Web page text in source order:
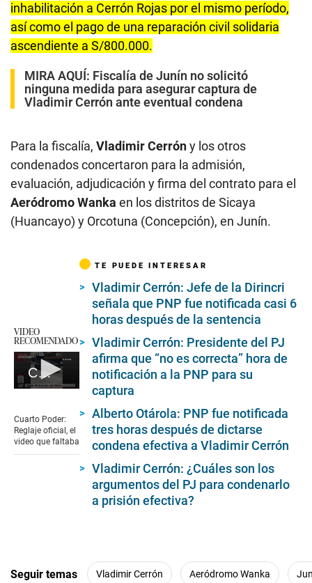
inhabilitación a Cerrón Rojas por el mismo período,
así como el pago de una reparación civil solidaria
ascendiente a S/800.000.
MIRA AQUÍ: Fiscalía de Junín no solicitó
ninguna medida para asegurar captura de
Vladimir Cerrón ante eventual condena
Para la fiscalía, Vladimir Cerróny los otros
condenados concertaron para la admisión,
evaluación, adjudicación y firma del contrato para el
Aeródromo Wanka en los distritos de Sicaya
(Huancayo) y Orcotuna (Concepción), en Junín.
VIDEO
RECOMENDADO
Cuarto Poder: Reglaje oficial, el video que faltaba
of
6
minutes,
Cuarto Poder:
Reglaje oficial, el
video que faltaba
TE PUEDE INTERESAR
Vladimir Cerrón: Jefe de la Dirincri
señala que PNP fue notificada casi 6
horas después de la sentencia
Vladimir Cerrón: Presidente del PJ
afirma que “no es correcta” hora de
notificación a la PNP para su
captura
Alberto Otárola: PNP fue notificada
tres horas después de dictarse
condena efectiva a Vladimir Cerrón
Vladimir Cerrón: ¿Cuáles son los
argumentos del PJ para condenarlo
a prisión efectiva?
Seguir temas Vladimir Cerrón Aeródromo Wanka